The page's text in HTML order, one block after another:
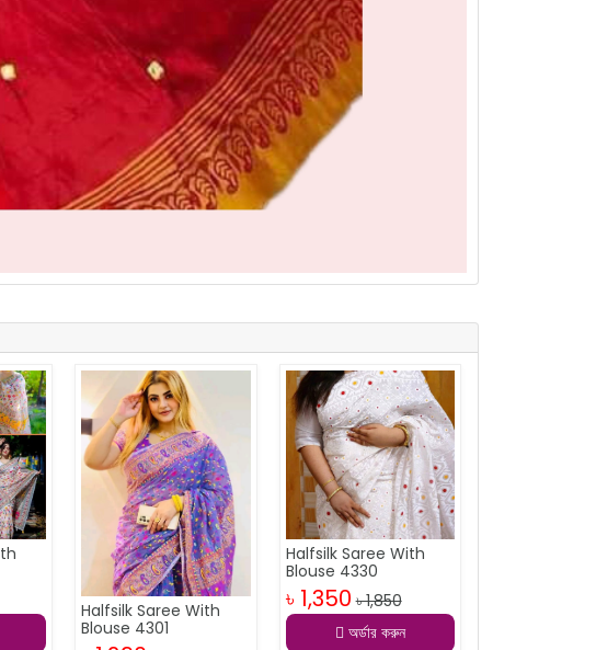
Halfsilk Saree With
Blouse 4301
Halfsilk Saree With
Blouse 4330
৳ 1,350 ৳ 1,850
অর্ডার করুন